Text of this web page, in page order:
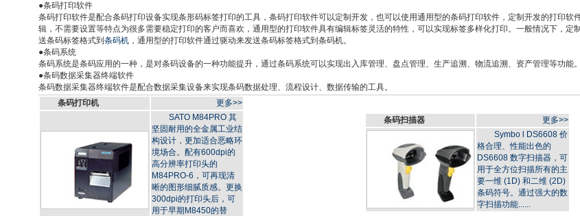
●条码打印软件
条码打印软件是配合条码打印设备实现条形码标签打印的工具，条码打印软件可以定制开发，也可以使用通用型的条码打印软件，定制开发的打印软
辑，不需要设置等特点为很多需要稳定打印的客户而喜欢，通用型的打印软件具有编辑标签灵活的特性，可以实现标签多样化打印。一般情况下，定
送条码标签格式到 条码机 ，通用型的打印软件通过驱动来发送条码标签格式到条码机。
●条码系统
条码系统是条码应用的一种，是对条码设备的一种功能提升，通过条码系统可以实现出入库管理、盘点管理、生产追溯、物流追溯、资产管理等功能。
●条码数据采集器终端软件
条码数据采集器终端软件是配合数据采集设备来实现条码数据处理、流程设计、数据传输的工具。
条码打印机
更多>>
SATO M84PRO 其
坚固耐用的全金属工业结
构设计，更加适合恶略环
境场合。配有600dpi的
高分辨率打印头的
M84PRO-6，可再现清
晰的图形细腻质感。更换
300dpi的打印头后，可
用于早期M8450的替
条码扫描器
更多>>
Symbo l DS6608 价
格合理、性能出色的
DS6608 数字扫描器，可
用于全方位扫描所有的主
要一维 (1D) 和二维 (2D)
条码符号。通过强大的数
字扫描功能......